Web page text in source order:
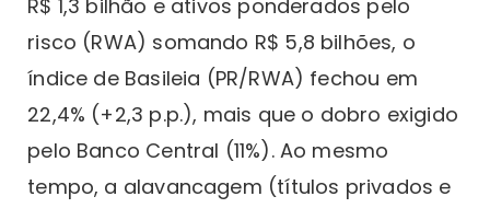
R$ 1,3 bilhão e ativos ponderados pelo
risco (RWA) somando R$ 5,8 bilhões, o
índice de Basileia (PR/RWA) fechou em
22,4% (+2,3 p.p.), mais que o dobro exigido
pelo Banco Central (11%). Ao mesmo
tempo, a alavancagem (títulos privados e